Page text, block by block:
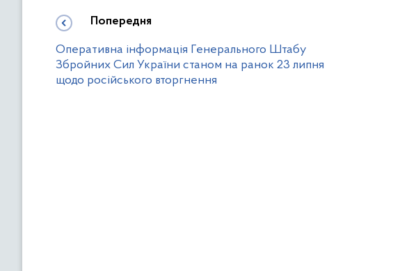
Попередня
Оперативна інформація Генерального Штабу
Збройних Сил України станом на ранок 23 липня
щодо російського вторгнення